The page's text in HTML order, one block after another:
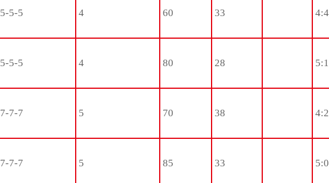
5-5-5 4 60 33
5-5-5 4 80 28
7-7-7 5 70 38
7-7-7 5 85 33